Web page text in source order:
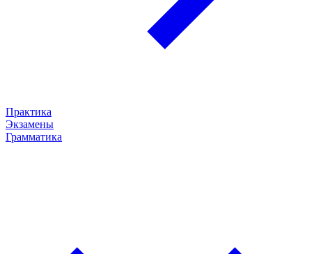
Практика
Экзамены
Грамматика